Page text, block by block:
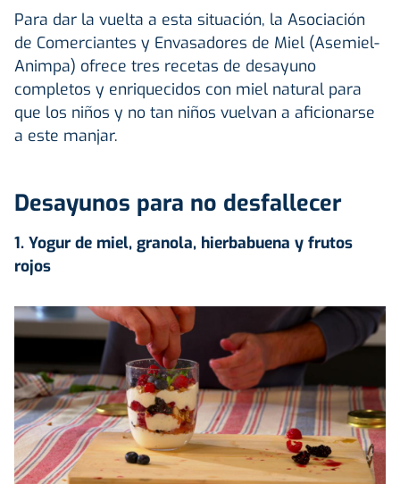
Para dar la vuelta a esta situación, la Asociación
de Comerciantes y Envasadores de Miel (Asemiel-
Animpa) ofrece tres recetas de desayuno
completos y enriquecidos con miel natural para
que los niños y no tan niños vuelvan a aficionarse
a este manjar.
Desayunos para no desfallecer
1. Yogur de miel, granola, hierbabuena y frutos
rojos